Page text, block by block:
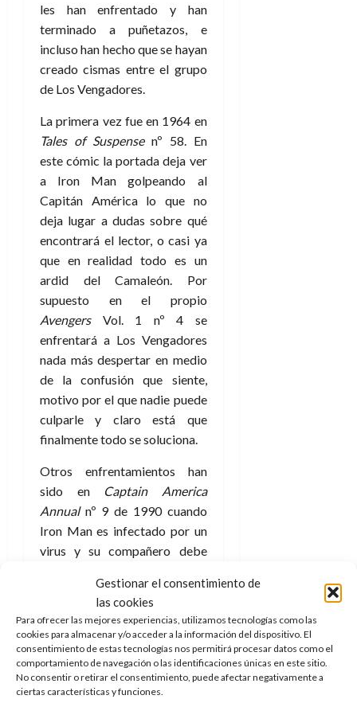
Gestionar el consentimiento de
las cookies
Para ofrecer las mejores experiencias, utilizamos tecnologías como las
cookies para almacenar y/o acceder a la información del dispositivo. El
consentimiento de estas tecnologías nos permitirá procesar datos como el
comportamiento de navegación o las identificaciones únicas en este sitio.
No consentir o retirar el consentimiento, puede afectar negativamente a
ciertas características y funciones.
les han enfrentado y han
terminado a puñetazos, e
incluso han hecho que se hayan
creado cismas entre el grupo
de Los Vengadores.
La primera vez fue en 1964 en
Tales of Suspensenº 58. En
este cómic la portada deja ver
a Iron Man golpeando al
Capitán América lo que no
deja lugar a dudas sobre qué
encontrará el lector, o casi ya
que en realidad todo es un
ardid del Camaleón. Por
supuesto en el propio
AvengersVol. 1 nº 4 se
enfrentará a Los Vengadores
nada más despertar en medio
de la confusión que siente,
motivo por el que nadie puede
culparle y claro está que
finalmente todo se soluciona.
Otros enfrentamientos han
sido en
Captain America
Annualnº 9 de 1990 cuando
Iron Man es infectado por un
virus y su compañero debe
nº 228 + Captain
nº 341 en el que
pelean mientras Stark está
intentando recuperar su
tecnología y la cosa se va de
las manos. Destaca por encima